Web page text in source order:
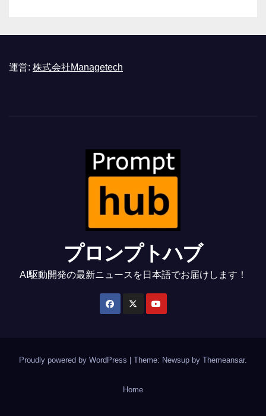
運営: 株式会社Managetech
プロンプトハブ
AI駆動開発の最新ニュースを日本語でお届けします！
Proudly powered by WordPress Theme: Newsup by Themeansar.
Home